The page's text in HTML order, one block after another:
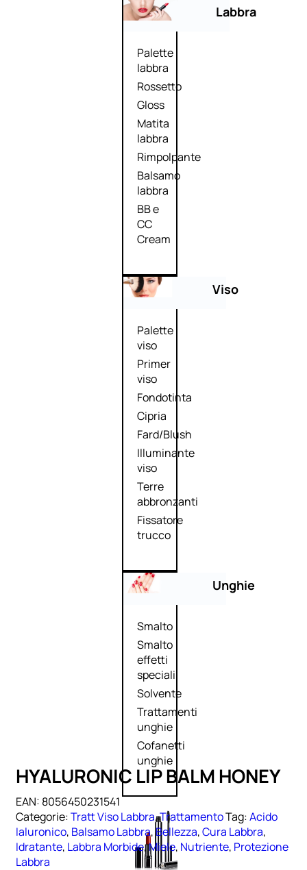
Labbra
Palette
labbra
Rossetto
Gloss
Matita
labbra
Rimpolpante
Balsamo
labbra
BB e
CC
Cream
Viso
Palette
viso
Primer
viso
Fondotinta
Cipria
Fard/Blush
Illuminante
viso
Terre
abbronzanti
Fissatore
trucco
Unghie
Smalto
Smalto
effetti
speciali
Solvente
Trattamenti
unghie
Cofanetti
unghie
HYALURONIC LIP BALM HONEY
EAN: 8056450231541
Categorie:Tratt Viso Labbra,TrattamentoTag:Acido
Ialuronico, Balsamo Labbra,Bellezza,Cura Labbra,
Idratante, Labbra Morbide,Miele, Nutriente, Protezione
Labbra